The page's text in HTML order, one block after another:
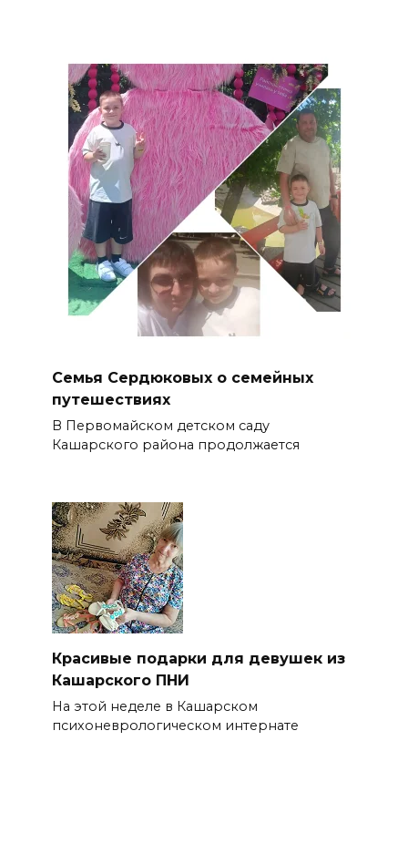
Семья Сердюковых о семейных
путешествиях
В Первомайском детском саду
Кашарского района продолжается
Красивые подарки для девушек из
Кашарского ПНИ
На этой неделе в Кашарском
психоневрологическом интернате